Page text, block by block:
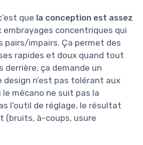
que la conception est assez
embrayages concentriques qui
pairs/impairs. Ça permet des
rapides et doux quand tout
derrière, ça demande un
design n’est pas tolérant aux
mécano ne suit pas la
l’outil de réglage, le résultat
(bruits, à-coups, usure